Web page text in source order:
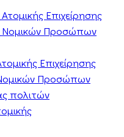
Επιχείρησης
Νομικών Προσώπων
Επιχείρησης
Προσώπων
πολιτών